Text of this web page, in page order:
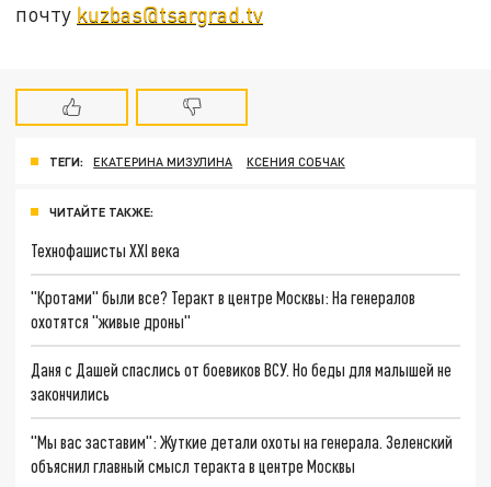
почту kuzbas@tsargrad.tv
ТЕГИ: ЕКАТЕРИНА МИЗУЛИНА КСЕНИЯ СОБЧАК
ЧИТАЙТЕ ТАКЖЕ:
Технофашисты XXI века
"Кротами" были все? Теракт в центре Москвы: На генералов
охотятся "живые дроны"
Даня с Дашей спаслись от боевиков ВСУ. Но беды для малышей не
закончились
"Мы вас заставим": Жуткие детали охоты на генерала. Зеленский
объяснил главный смысл теракта в центре Москвы